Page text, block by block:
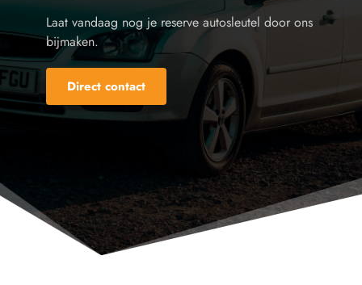
Laat vandaag nog je reserve autosleutel door ons
bijmaken.
Direct contact